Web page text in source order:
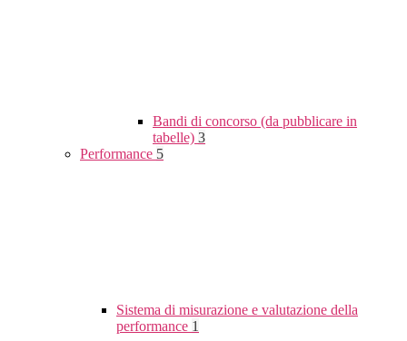
Bandi di concorso (da pubblicare in
tabelle) 3
Performance 5
Sistema di misurazione e valutazione della
performance 1